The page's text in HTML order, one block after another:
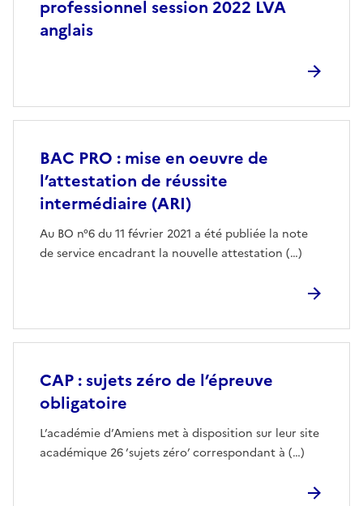
professionnel session 2022 LVA
anglais
BAC PRO : mise en oeuvre de
l’attestation de réussite
intermédiaire (ARI)
Au BO n°6 du 11 février 2021 a été publiée la note
de service encadrant la nouvelle attestation (…)
CAP : sujets zéro de l’épreuve
obligatoire
L’académie d’Amiens met à disposition sur leur site
académique 26 ’sujets zéro’ correspondant à (…)